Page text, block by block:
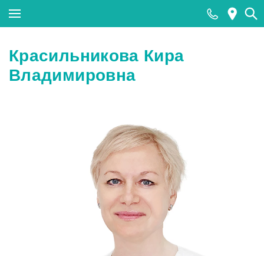
Ультразвуковая диагностика (УЗИ)
Лабораторные исследования
Прием хирурга
Прием стоматолога
Тесты на COVID-19 (антиген к SARS-CoV-2)
Красильникова Кира
Владимировна